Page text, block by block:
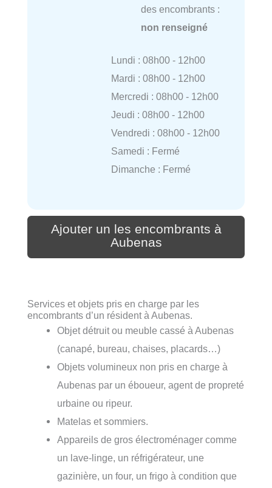
des encombrants :
non renseigné
Lundi : 08h00 - 12h00
Mardi : 08h00 - 12h00
Mercredi : 08h00 - 12h00
Jeudi : 08h00 - 12h00
Vendredi : 08h00 - 12h00
Samedi : Fermé
Dimanche : Fermé
Ajouter un les encombrants à
Aubenas
Services et objets pris en charge par les
encombrants d’un résident à Aubenas.
Objet détruit ou meuble cassé à Aubenas
(canapé, bureau, chaises, placards…)
Objets volumineux non pris en charge à
Aubenas par un éboueur, agent de propreté
urbaine ou ripeur.
Matelas et sommiers.
Appareils de gros électroménager comme
un lave-linge, un réfrigérateur, une
gazinière, un four, un frigo à condition que